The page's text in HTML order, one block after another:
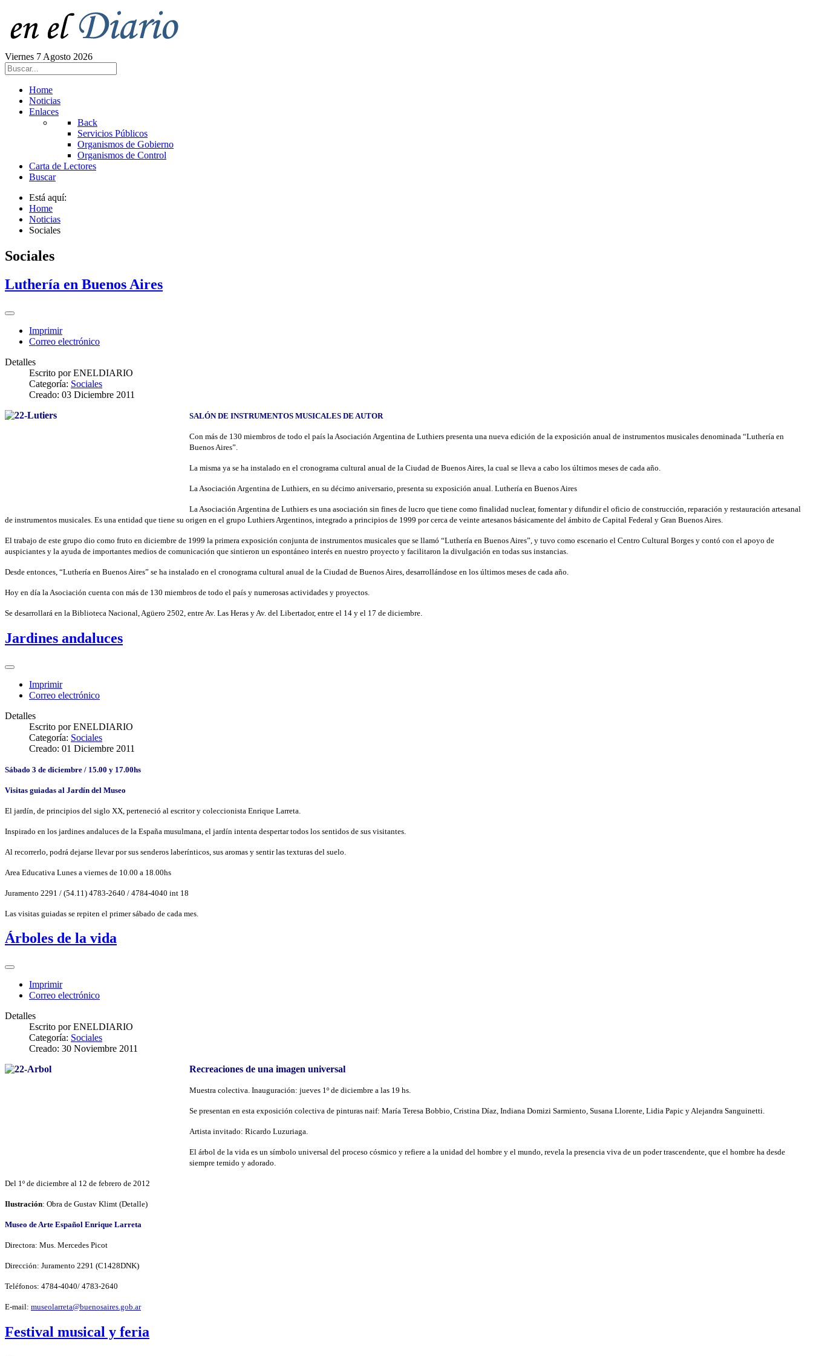
Viernes 7 Agosto 2026
Home
Noticias
Enlaces
Back
Servicios Públicos
Organismos de Gobierno
Organismos de Control
Carta de Lectores
Buscar
Está aquí:
Home
Noticias
Sociales
Sociales
Luthería en Buenos Aires
Imprimir
Correo electrónico
Detalles
Escrito porENELDIARIO
Categoría: Sociales
Creado: 03 Diciembre 2011
SALÓN DE INSTRUMENTOS MUSICALES DE AUTOR
Con más de 130 miembros de todo el país la Asociación Argentina de Luthiers presenta una nueva edición de la exposición anual de instrumentos musicales denominada “Luthería en
Buenos Aires”.
La misma ya se ha instalado en el cronograma cultural anual de la Ciudad de Buenos Aires, la cual se lleva a cabo los últimos meses de cada año.
La Asociación Argentina de Luthiers, en su décimo aniversario, presenta su exposición anual. Luthería en Buenos Aires
La Asociación Argentina de Luthiers es una asociación sin fines de lucro que tiene como finalidad nuclear, fomentar y difundir el oficio de construcción, reparación y restauración artesanal
de instrumentos musicales. Es una entidad que tiene su origen en el grupo Luthiers Argentinos, integrado a principios de 1999 por cerca de veinte artesanos básicamente del ámbito de Capital Federal y Gran Buenos Aires.
El trabajo de este grupo dio como fruto en diciembre de 1999 la primera exposición conjunta de instrumentos musicales que se llamó “Luthería en Buenos Aires”, y tuvo como escenario el Centro Cultural Borges y contó con el apoyo de
auspiciantes y la ayuda de importantes medios de comunicación que sintieron un espontáneo interés en nuestro proyecto y facilitaron la divulgación en todas sus instancias.
Desde entonces, “Luthería en Buenos Aires” se ha instalado en el cronograma cultural anual de la Ciudad de Buenos Aires, desarrollándose en los últimos meses de cada año.
Hoy en día la Asociación cuenta con más de 130 miembros de todo el país y numerosas actividades y proyectos.
Se desarrollará en la Biblioteca Nacional, Agüero 2502, entre Av. Las Heras y Av. del Libertador, entre el 14 y el 17 de diciembre.
Jardines andaluces
Imprimir
Correo electrónico
Detalles
Escrito porENELDIARIO
Categoría: Sociales
Creado: 01 Diciembre 2011
Sábado 3 de diciembre / 15.00 y 17.00hs
Visitas guiadas al Jardín del Museo
El jardín, de principios del siglo XX, perteneció al escritor y coleccionista Enrique Larreta.
Inspirado en los jardines andaluces de la España musulmana, el jardín intenta despertar todos los sentidos de sus visitantes.
Al recorrerlo, podrá dejarse llevar por sus senderos laberínticos, sus aromas y sentir las texturas del suelo.
Area Educativa Lunes a viernes de 10.00 a 18.00hs
Juramento 2291 / (54.11) 4783-2640 / 4784-4040 int 18
Las visitas guiadas se repiten el primer sábado de cada mes.
Árboles de la vida
Imprimir
Correo electrónico
Detalles
Escrito porENELDIARIO
Categoría: Sociales
Creado: 30 Noviembre 2011
Recreaciones de una imagen universal
Muestra colectiva. Inauguración: jueves 1º de diciembre a las 19 hs.
Se presentan en esta exposición colectiva de pinturas naif: María Teresa Bobbio, Cristina Díaz, Indiana Domizi Sarmiento, Susana Llorente, Lidia Papic y Alejandra Sanguinetti.
Artista invitado: Ricardo Luzuriaga.
El árbol de la vida es un símbolo universal del proceso cósmico y refiere a la unidad del hombre y el mundo, revela la presencia viva de un poder trascendente, que el hombre ha desde
siempre temido y adorado.
Del 1º de diciembre al 12 de febrero de 2012
Ilustración: Obra de Gustav Klimt (Detalle)
Museo de Arte Español Enrique Larreta
Directora: Mus. Mercedes Picot
Dirección: Juramento 2291 (C1428DNK)
Teléfonos: 4784-4040/ 4783-2640
E-mail: museolarreta@buenosaires.gob.ar
Festival musical y feria